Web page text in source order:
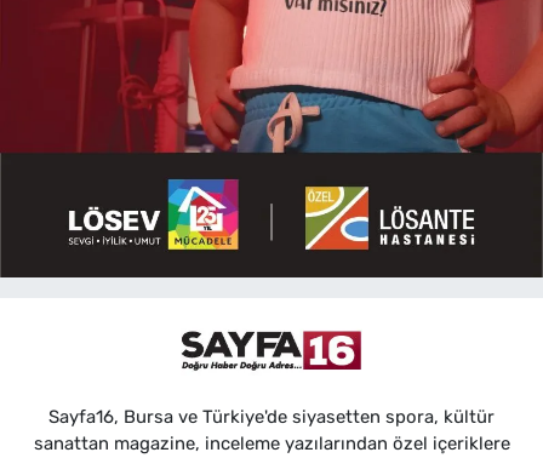
Sayfa16, Bursa ve Türkiye'de siyasetten spora, kültür
sanattan magazine, inceleme yazılarından özel içeriklere